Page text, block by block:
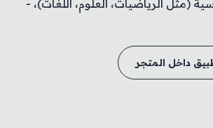
(مثل الرياضيات، العلوم، اللغات)، -
داخل المتجر